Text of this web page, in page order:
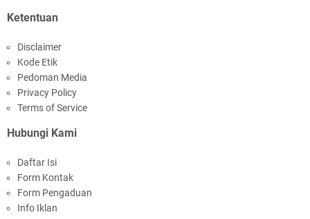
Darah Jelang HUT RI_ Ke 81
Ketentuan
Disclaimer
Kode Etik
Pedoman Media
Privacy Policy
Terms of Service
Hubungi Kami
Daftar Isi
Form Kontak
Form Pengaduan
Info Iklan